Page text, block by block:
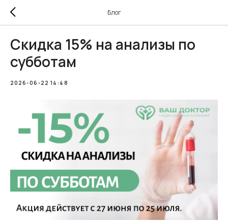
Блог
Скидка 15% на анализы по
субботам
2026-06-22 14:48